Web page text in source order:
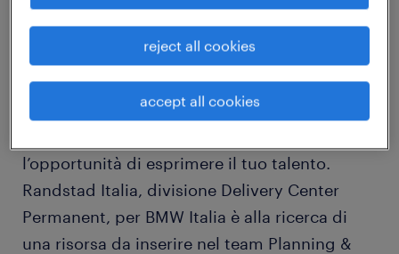
Metti in moto la tua carriera all’interno di
BMW Group Italia!
Inizia a realizzare i tuoi sogni in un ambiente
l’opportunità di esprimere il tuo talento.
Randstad Italia, divisione Delivery Center
Permanent, per BMW Italia è alla ricerca di
una risorsa da inserire nel team Planning &
reject all cookies
accept all cookies